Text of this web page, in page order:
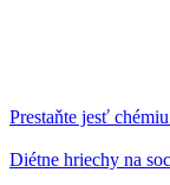
Prestaňte jesť
Diétne hriechy na